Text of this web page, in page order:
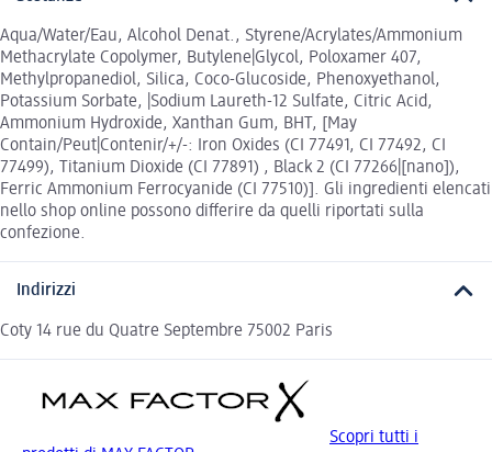
Aqua/Water/Eau, Alcohol Denat., Styrene/Acrylates/Ammonium
Methacrylate Copolymer, Butylene|Glycol, Poloxamer 407,
Methylpropanediol, Silica, Coco-Glucoside, Phenoxyethanol,
Potassium Sorbate, |Sodium Laureth-12 Sulfate, Citric Acid,
Ammonium Hydroxide, Xanthan Gum, BHT, [May
Contain/Peut|Contenir/+/-: Iron Oxides (CI 77491, CI 77492, CI
77499), Titanium Dioxide (CI 77891) , Black 2 (CI 77266|[nano]),
Ferric Ammonium Ferrocyanide (CI 77510)]. Gli ingredienti elencati
nello shop online possono differire da quelli riportati sulla
confezione.
Indirizzi
Coty 14 rue du Quatre Septembre 75002 Paris
Scopri tutti i